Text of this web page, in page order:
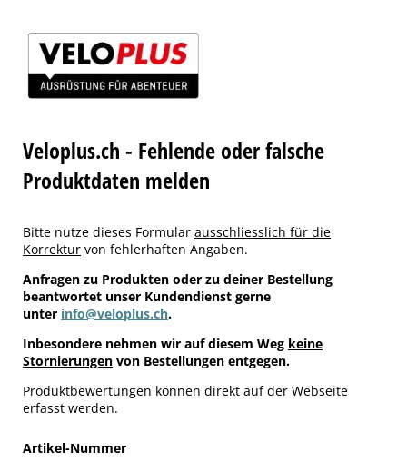
Veloplus.ch - Fehlende oder falsche
Produktdaten melden
Bitte nutze dieses Formular ausschliesslich für die
Korrektur von fehlerhaften Angaben.
Anfragen zu Produkten oder zu deiner Bestellung
beantwortet unser Kundendienst gerne
unter info@veloplus.ch.
Inbesondere nehmen wir auf diesem Weg keine
Stornierungen von Bestellungen entgegen.
Produktbewertungen können direkt auf der Webseite
erfasst werden.
Artikel-Nummer